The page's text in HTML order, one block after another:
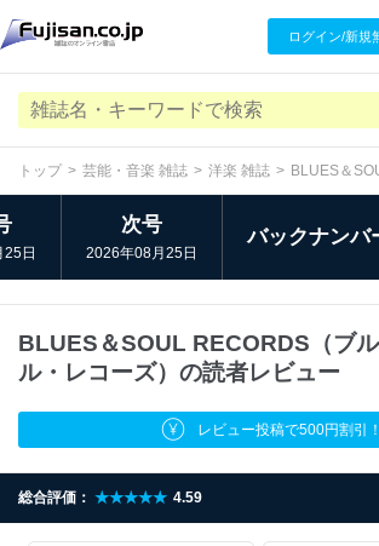
ログイン/新規
トップ 芸能・音楽 雑誌 洋楽 雑誌 BLUES＆
25日
次号
2026年08月25日
バックナンバ
BLUES＆SOUL RECORDS（ブ
ル・レコーズ）の読者レビュー
レビュー投稿で500円割引！
総合評価： ★★★★★ 4.59